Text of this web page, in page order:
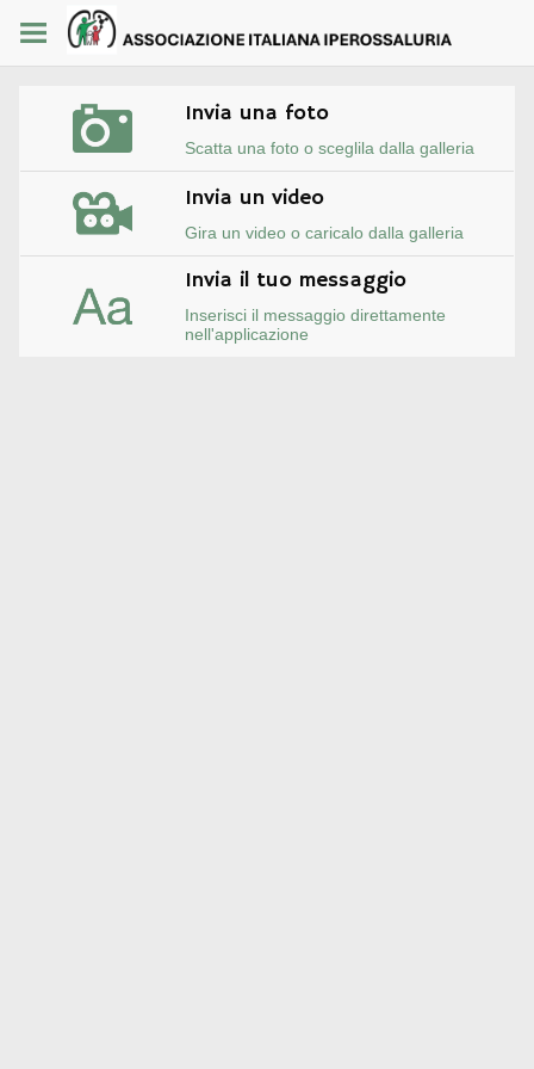
Invia una foto
Scatta una foto o sceglila dalla galleria
Invia un video
Gira un video o caricalo dalla galleria
Invia il tuo messaggio
Inserisci il messaggio direttamente
nell'applicazione